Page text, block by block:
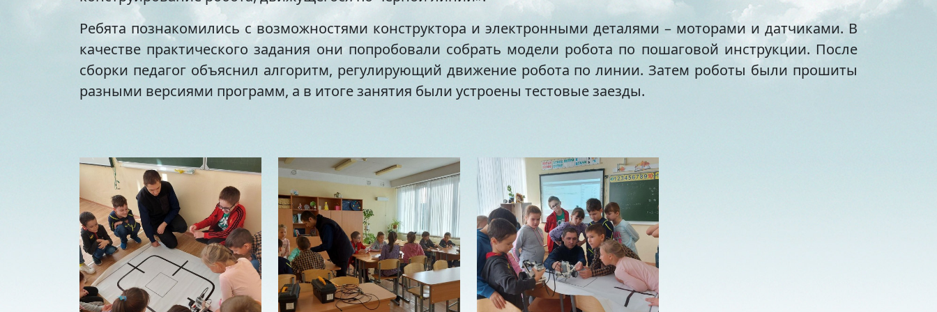
Ребята познакомились с возможностями конструктора и электронными деталями – моторами и датчиками. В
качестве практического задания они попробовали собрать модели робота по пошаговой инструкции. После
сборки педагог объяснил алгоритм, регулирующий движение робота по линии. Затем роботы были прошиты
разными версиями программ, а в итоге занятия были устроены тестовые заезды.